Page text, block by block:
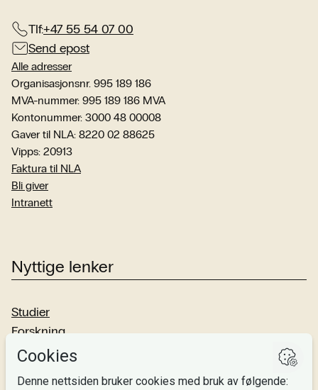
Tlf:+47 55 54 07 00
Send epost
Alle adresser
Organisasjonsnr. 995 189 186
MVA-nummer: 995 189 186 MVA
Kontonummer: 3000 48 00008
Gaver til NLA: 8220 02 88625
Vipps: 20913
Faktura til NLA
Bli giver
Intranett
Nyttige lenker
Studier
Forskning
Om oss